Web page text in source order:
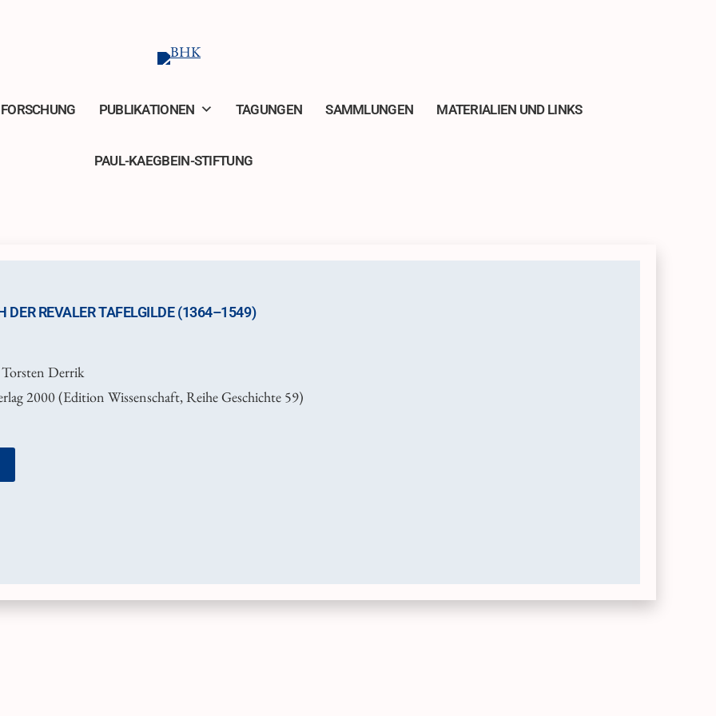
FORSCHUNG PUBLIKATIONEN TAGUNGEN SAMMLUNGEN MATERIALIEN UND LINKS
PAUL-KAEGBEIN-STIFTUNG
DER REVALER TAFELGILDE (1364–1549)
Torsten Derrik
2000 (Edition Wissenschaft, Reihe Geschichte 59)